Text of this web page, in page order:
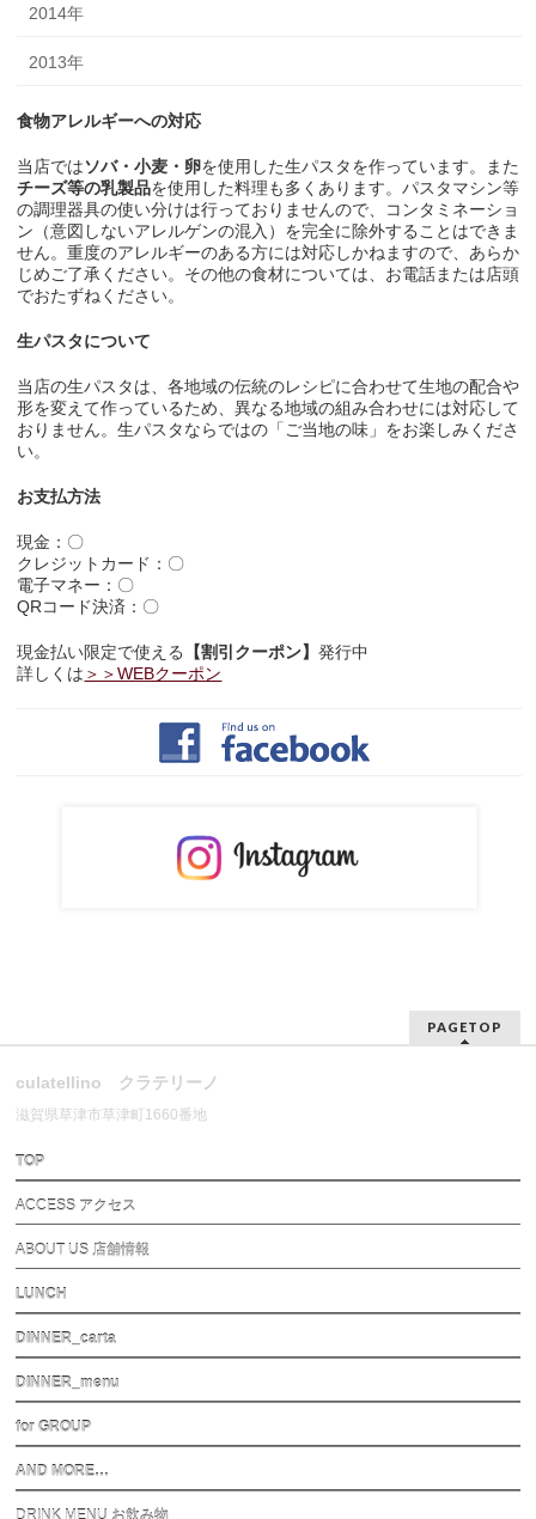
2014年
2013年
食物アレルギーへの対応
当店ではソバ・小麦・卵を使用した生パスタを作っています。また
チーズ等の乳製品を使用した料理も多くあります。パスタマシン等
の調理器具の使い分けは行っておりませんので、コンタミネーショ
ン（意図しないアレルゲンの混入）を完全に除外することはできま
せん。重度のアレルギーのある方には対応しかねますので、あらか
じめご了承ください。その他の食材については、お電話または店頭
でおたずねください。
生パスタについて
当店の生パスタは、各地域の伝統のレシピに合わせて生地の配合や
形を変えて作っているため、異なる地域の組み合わせには対応して
おりません。生パスタならではの「ご当地の味」をお楽しみくださ
い。
お支払方法
現金：〇
クレジットカード：〇
電子マネー：〇
QRコード決済：〇
現金払い限定で使える 【割引クーポン】発行中
詳しくは ＞＞WEBクーポン
PAGETOP
culatellino クラテリーノ
滋賀県草津市草津町1660番地
TOP
ACCESS アクセス
ABOUT US 店舗情報
LUNCH
DINNER_carta
DINNER_menu
for GROUP
AND MORE…
DRINK MENU お飲み物